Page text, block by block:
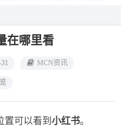
在哪里看
MCN资讯
置可以看到 小红书。